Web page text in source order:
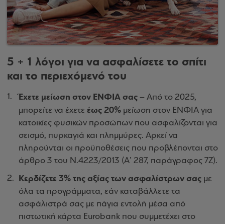
5 + 1 λόγοι για να ασφαλίσετε το σπίτι
και το περιεχόμενό του
Έχετε μείωση στον ΕΝΦΙΑ σας – Από το 2025,
μπορείτε να έχετε έως 20% μείωση στον ΕΝΦΙΑ για
κατοικίες φυσικών προσώπων που ασφαλίζονται για
σεισμό, πυρκαγιά και πλημμύρες. Αρκεί να
πληρούνται οι προϋποθέσεις που προβλέπονται στο
άρθρο 3 του Ν.4223/2013 (Α’ 287, παράγραφος 7Ζ).
Κερδίζετε 3% της αξίας των ασφαλίστρων σας με
όλα τα προγράμματα, εάν καταβάλλετε τα
ασφάλιστρά σας με πάγια εντολή μέσα από
πιστωτική κάρτα Eurobank που συμμετέχει στο